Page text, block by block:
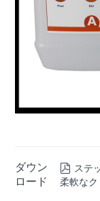
ダウン
ロード
 ステ
柔軟な